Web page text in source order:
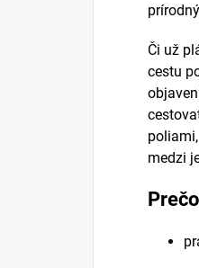
Či už
cestu
medzi